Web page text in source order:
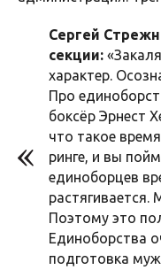
Сергей
секции:
характер.
Про
боксёр Эрнест
что такое
ринге, и вы
единоборцев
Поэтому это
Единоборства
подготовка